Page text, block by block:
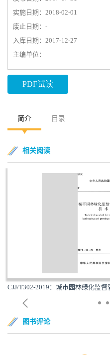
实施日期：2018-02-01
废止日期：-
入库日期：2017-12-27
主编单位：
PDF试读
简介 目录
相关阅读
CJJ/T302-2019：城市园林绿化监
图书评论